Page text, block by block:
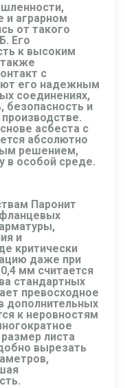
и аграрном
от такого
Его
к высоким
с
его надежным
соединениях,
безопасность и
асбеста с
абсолютно
решением,
в особой среде.
Паронит
и
критически
даже при
мм считается
стандартных
превосходное
дополнительных
к неровностям
листа
вырезать